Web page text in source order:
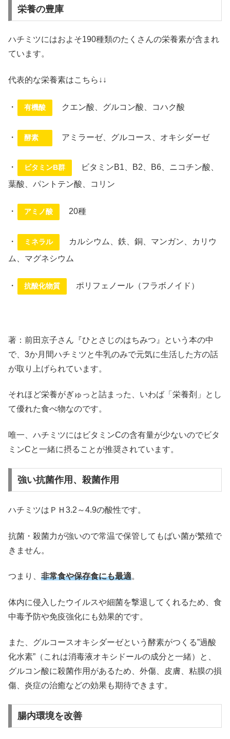
栄養の豊庫
ハチミツにはおよそ190種類のたくさんの栄養素が含まれ
ています。
代表的な栄養素はこちら↓↓
・ 有機酸 クエン酸、グルコン酸、コハク酸
・ 酵素 アミラーゼ、グルコース、オキシダーゼ
・ ビタミンB群
ビタミンB1、B2、B6、ニコチン酸、
葉酸、パントテン酸、コリン
・ アミノ酸 20種
・ ミネラル
カルシウム、鉄、銅、マンガン、カリウ
ム、マグネシウム
・ 抗酸化物質 ポリフェノール（フラボノイド）
著：前田京子さん『ひとさじのはちみつ』という本の中
で、3か月間ハチミツと牛乳のみで元気に生活した方の話
が取り上げられています。
それほど栄養がぎゅっと詰まった、いわば「栄養剤」とし
て優れた食べ物なのです。
唯一、ハチミツにはビタミンCの含有量が少ないのでビタ
ミンCと一緒に摂ることが推奨されています。
強い抗菌作用、殺菌作用
ハチミツはＰＨ3.2～4.9の酸性です。
抗菌・殺菌力が強いので常温で保管してもばい菌が繁殖で
きません。
つまり、 非常食や保存食にも最適。
体内に侵入したウイルスや細菌を撃退してくれるため、食
中毒予防や免疫強化にも効果的です。
また、グルコースオキシダーゼという酵素がつくる”過酸
化水素”（これは消毒液オキシドールの成分と一緒）と、
グルコン酸に殺菌作用があるため、外傷、皮膚、粘膜の損
傷、炎症の治癒などの効果も期待できます。
腸内環境を改善